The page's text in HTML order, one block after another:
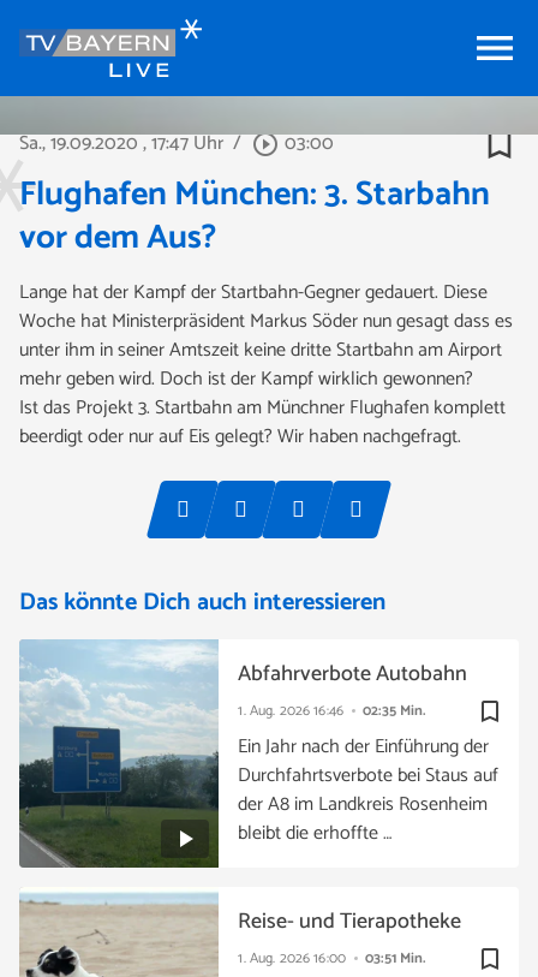
menu
Sa., 19.09.2020, 17:47 Uhr / play_circle_outline03:00 bookmark_border
Flughafen München: 3. Starbahn
vor dem Aus?
Lange hat der Kampf der Startbahn-Gegner gedauert. Diese
Woche hat Ministerpräsident Markus Söder nun gesagt dass es
unter ihm in seiner Amtszeit keine dritte Startbahn am Airport
mehr geben wird. Doch ist der Kampf wirklich gewonnen?
Ist das Projekt 3. Startbahn am Münchner Flughafen komplett
beerdigt oder nur auf Eis gelegt? Wir haben nachgefragt.
Das könnte Dich auch interessieren
bookmark_border
1. Aug. 202616:46 02:35 Min.
Abfahrverbote Autobahn
Ein Jahr nach der Einführung der
Durchfahrtsverbote bei Staus auf
der A8 im Landkreis Rosenheim
bleibt die erhoffte …
bookmark_border
1. Aug. 202616:00 03:51 Min.
Reise- und Tierapotheke